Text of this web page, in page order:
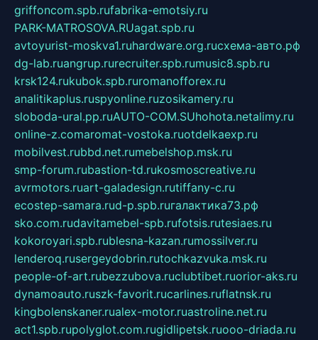
griffoncom.spb.rufabrika-emotsiy.ru
PARK-MATROSOVA.RUagat.spb.ru
avtoyurist-moskva1.ruhardware.org.ruсхема-авто.рф
dg-lab.ruangrup.rurecruiter.spb.rumusic8.spb.ru
krsk124.rukubok.spb.ruromanofforex.ru
analitikaplus.ruspyonline.ruzosikamery.ru
sloboda-ural.pp.ruAUTO-COM.SUhohota.netalimy.ru
online-z.comaromat-vostoka.ruotdelkaexp.ru
mobilvest.rubbd.net.rumebelshop.msk.ru
smp-forum.rubastion-td.rukosmoscreative.ru
avrmotors.ruart-galadesign.rutiffany-c.ru
ecostep-samara.rud-p.spb.ruгалактика73.рф
sko.com.rudavitamebel-spb.rufotsis.rutesiaes.ru
kokoroyari.spb.rublesna-kazan.rumossilver.ru
lenderoq.rusergeydobrin.rutochkazvuka.msk.ru
people-of-art.rubezzubova.ruclubtibet.ruorior-aks.ru
dynamoauto.ruszk-favorit.rucarlines.ruflatnsk.ru
kingbolenskaner.rualex-motor.ruastroline.net.ru
act1.spb.rupolyglot.com.rugidlipetsk.ruooo-driada.ru